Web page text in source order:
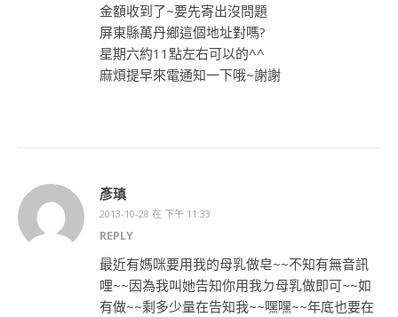
金額收到了~要先寄出沒問題
屏東縣萬丹鄉這個地址對嗎?
星期六約11點左右可以的^^
麻煩提早來電通知一下哦~謝謝
彥瑱
2013-10-28 在 下午 11:33
REPLY
最近有媽咪要用我的母乳做皂~~不知有無音訊
哩~~因為我叫她告知你用我ㄉ母乳做即可~~如
有做~~剩多少量在告知我~~嘿嘿~~年底也要在